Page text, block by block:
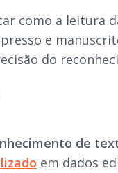
como a leitura
e
do
de
em dados